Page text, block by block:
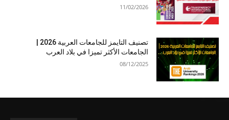
11/02/2026
الجامعات الأكثر تميزا في بلاد العرب
08/12/2025